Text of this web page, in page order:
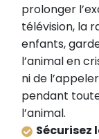
prolonger
télévision, la
enfants,
l’animal en
ni de
pendant
l’animal.
Sécurisez